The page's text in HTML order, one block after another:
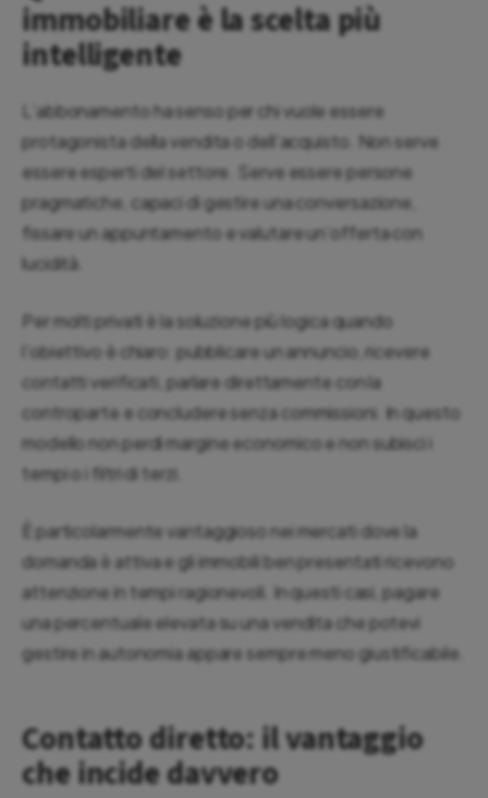
immobiliare è la scelta più
intelligente
L’abbonamento ha senso per chi vuole essere
protagonista della vendita o dell’acquisto. Non serve
essere esperti del settore. Serve essere persone
pragmatiche, capaci di gestire una conversazione,
fissare un appuntamento e valutare un’offerta con
lucidità.
Per molti privati è la soluzione più logica quando
l’obiettivo è chiaro: pubblicare un annuncio, ricevere
contatti verificati, parlare direttamente con la
controparte e concludere senza commissioni. In questo
modello non perdi margine economico e non subisci i
tempi o i filtri di terzi.
È particolarmente vantaggioso nei mercati dove la
domanda è attiva e gli immobili ben presentati ricevono
attenzione in tempi ragionevoli. In questi casi, pagare
una percentuale elevata su una vendita che potevi
gestire in autonomia appare sempre meno giustificabile.
Contatto diretto: il vantaggio
che incide davvero